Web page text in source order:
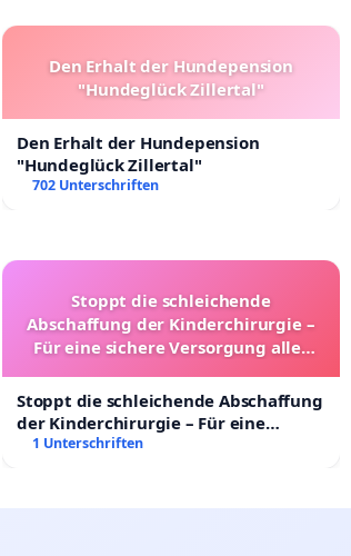
Den Erhalt der Hundepension
"Hundeglück Zillertal"
Den Erhalt der Hundepension
"Hundeglück Zillertal"
702 Unterschriften
Stoppt die schleichende
Abschaffung der Kinderchirurgie –
Für eine sichere Versorgung aller
Stoppt die schleichende Abschaffung
der Kinderchirurgie – Für eine
sichere Versorgung aller Kinder in
1 Unterschriften